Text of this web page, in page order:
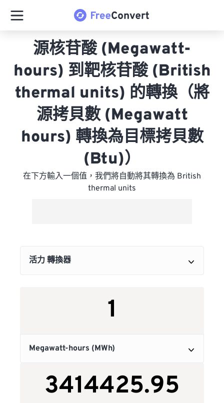
源核苷酸 (Megawatt-
hours) 到靶核苷酸 (British
thermal units) 的轉換（將
源拷貝數 (Megawatt
hours) 轉換為目標拷貝數
(Btu)）
在下方輸入一個值，我們將自動將其轉換為 British
thermal units